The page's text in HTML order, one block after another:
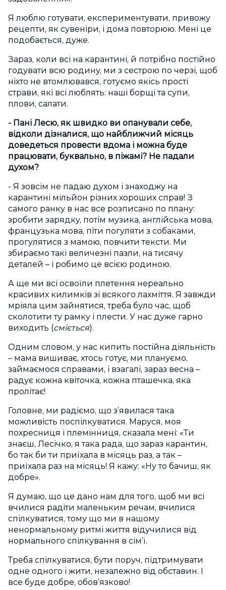
Я люблю готувати, експериментувати, привожу
рецепти, як сувеніри, і дома повторюю. Мені це
подобається, дуже.
Зараз, коли всі на карантині, й потрібно постійно
годувати всю родину, ми з сестрою по черзі, щоб
ніхто не втомлювався, готуємо якісь прості
страви, які всі люблять: наші борщі та супи,
плови, салати.
- Пані Лесю, як швидко ви опанували себе,
відколи дізналися, що найближчий місяць
доведеться провести вдома і можна буде
працювати, буквально, в піжамі? Не падали
духом?
- Я зовсім не падаю духом і знаходжу на
карантині мільйон різних хороших справ! З
самого ранку в нас все розписано по плану:
зробити зарядку, потім музика, англійська мова,
французька мова, піти погуляти з собаками,
прогулятися з мамою, повчити тексти. Ми
збираємо такі величезні пазли, на тисячу
деталей – і робимо це всією родиною.
А ще ми всі освоїли плетення нереально
красивих килимків зі всякого лахміття. Я завжди
мріяла цим зайнятися, треба було час, щоб
сколотити ту рамку і плести. У нас дуже гарно
виходить (сміється).
Одним словом, у нас кипить постійна діяльність
– мама вишиває, хтось готує, ми плануємо,
займаємося справами, і взагалі, зараз весна –
радує кожна квіточка, кожна пташечка, яка
пролітає!
Головне, ми радіємо, що з’явилася така
можливість поспілкуватися. Маруся, моя
похресниця і племінниця, сказала мені: «Ти
знаєш, Лесічко, я така рада, що зараз карантин,
бо так би ти приїхала в місяць раз, а так –
приїхала раз на місяць! Я кажу: «Ну то бачиш, як
добре».
Я думаю, що це дано нам для того, щоб ми всі
вчилися радіти маленьким речам, вчилися
спілкуватися, тому що ми в нашому
ненормальному ритмі життя відучилися від
нормального спілкування в сім’ї.
Треба спілкуватися, бути поруч, підтримувати
одне одного і жити, незалежно від обставин. І
все буде добре, обов’язково!